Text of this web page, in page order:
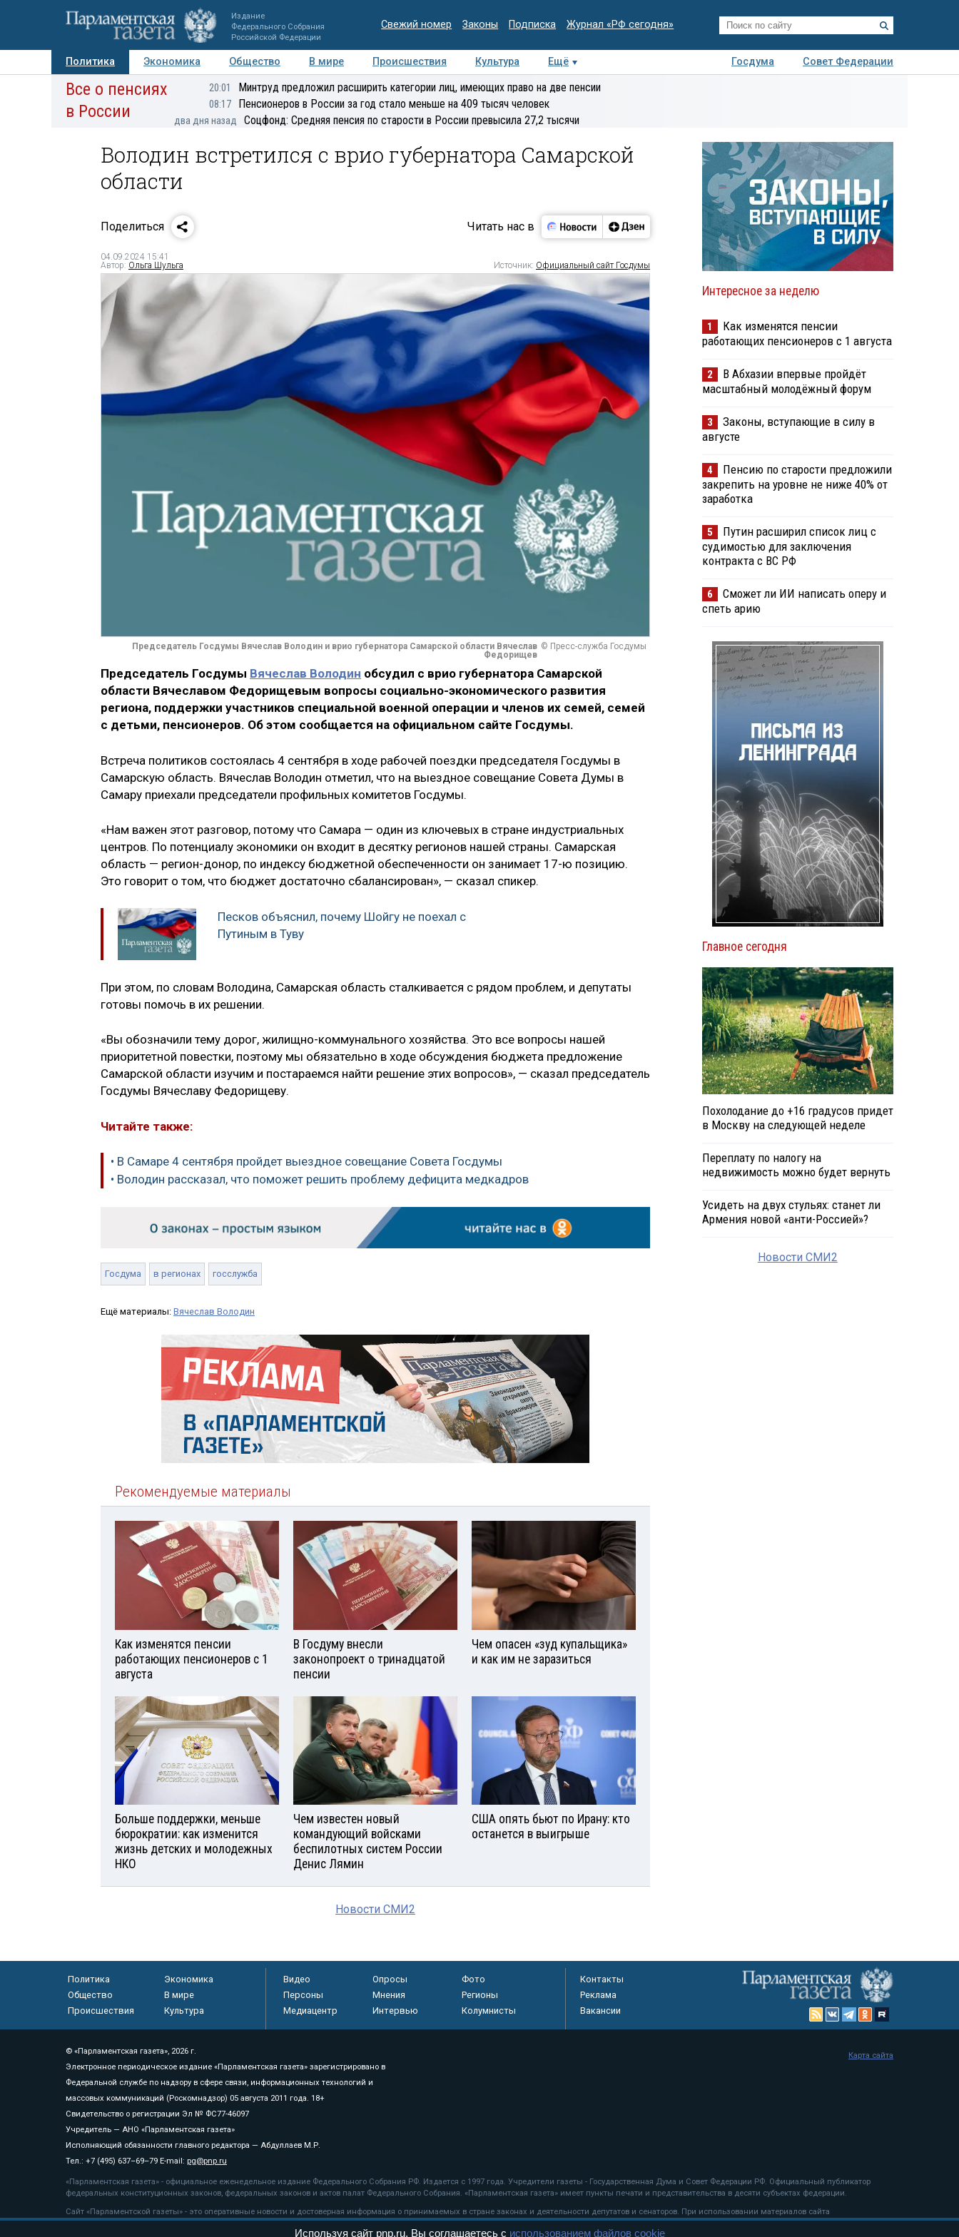
Издание
Федерального Собрания
Российской Федерации
Свежий номер Законы Подписка Журнал «РФ сегодня»
Политика Экономика Общество В мире Происшествия Культура Ещё Госдума
Совет Федерации
Авторы Персоны Мнения Регионы Медиацентр Интервью Колумнисты
Деловая
Все о пенсиях
в России
20:01 Минтруд предложил расширить категории лиц, имеющих право на две пенсии
08:17 Пенсионеров в России за год стало меньше на 409 тысяч человек
два дня назад Соцфонд: Средняя пенсия по старости в России превысила 27,2 тысячи
Володин встретился с врио губернатора Самарской
области
Поделиться Читать нас в
04.09.2024 15:41
Автор: Ольга Шульга Источник: Официальный сайт Госдумы
Председатель Госдумы Вячеслав Володин и врио губернатора Самарской области Вячеслав
Федорищев
© Пресс-служба Госдумы
Председатель Госдумы Вячеслав Володин обсудил с врио губернатора Самарской
области Вячеславом Федорищевым вопросы социально-экономического развития
региона, поддержки участников специальной военной операции и членов их семей, семей
с детьми, пенсионеров. Об этом сообщается на официальном сайте Госдумы.
Встреча политиков состоялась 4 сентября в ходе рабочей поездки председателя Госдумы в
Самарскую область. Вячеслав Володин отметил, что на выездное совещание Совета Думы в
Самару приехали председатели профильных комитетов Госдумы.
«Нам важен этот разговор, потому что Самара — один из ключевых в стране индустриальных
центров. По потенциалу экономики он входит в десятку регионов нашей страны. Самарская
область — регион-донор, по индексу бюджетной обеспеченности он занимает 17-ю позицию.
Это говорит о том, что бюджет достаточно сбалансирован», — сказал спикер.
Песков объяснил, почему Шойгу не поехал с
Путиным в Туву
При этом, по словам Володина, Самарская область сталкивается с рядом проблем, и депутаты
готовы помочь в их решении.
«Вы обозначили тему дорог, жилищно-коммунального хозяйства. Это все вопросы нашей
приоритетной повестки, поэтому мы обязательно в ходе обсуждения бюджета предложение
Самарской области изучим и постараемся найти решение этих вопросов», — сказал председатель
Госдумы Вячеславу Федорищеву.
Читайте также:
• В Самаре 4 сентября пройдет выездное совещание Совета Госдумы
• Володин рассказал, что поможет решить проблему дефицита медкадров
Госдума в регионах госслужба
Ещё материалы: Вячеслав Володин
Рекомендуемые материалы
Как изменятся пенсии
работающих пенсионеров с 1
августа
В Госдуму внесли
законопроект о тринадцатой
пенсии
Чем опасен «зуд купальщика»
и как им не заразиться
Больше поддержки, меньше
бюрократии: как изменится
жизнь детских и молодежных
НКО
Чем известен новый
командующий войсками
беспилотных систем России
Денис Лямин
США опять бьют по Ирану: кто
останется в выигрыше
Новости СМИ2
Интересное за неделю
1
Как изменятся пенсии
работающих пенсионеров с 1 августа
2
В Абхазии впервые пройдёт
масштабный молодёжный форум
3
Законы, вступающие в силу в
августе
4
Пенсию по старости предложили
закрепить на уровне не ниже 40% от
заработка
5
Путин расширил список лиц с
судимостью для заключения
контракта с ВС РФ
6
Сможет ли ИИ написать оперу и
спеть арию
Главное сегодня
Похолодание до +16 градусов придет
в Москву на следующей неделе
Переплату по налогу на
недвижимость можно будет вернуть
Усидеть на двух стульях: станет ли
Армения новой «анти-Россией»?
Новости СМИ2
Политика
Экономика
Общество
В мире
Происшествия
Культура
Видео Опросы
Фото
Персоны
Мнения
Регионы
Медиацентр
Интервью Колумнисты
Контакты
Реклама
Вакансии
© «Парламентская газета», 2026 г.
Электронное периодическое издание «Парламентская газета» зарегистрировано в
Федеральной службе по надзору в сфере связи, информационных технологий и
массовых коммуникаций (Роскомнадзор) 05 августа 2011 года. 18+
Свидетельство о регистрации Эл № ФС77-46097
Учредитель — АНО «Парламентская газета»
Исполняющий обязанности главного редактора — Абдуллаев М.Р.
Тел.: +7 (495) 637–69–79 E-mail: pg@pnp.ru
«Парламентская газета» - официальное еженедельное издание Федерального Собрания РФ. Издается с 1997 года. Учредители газеты - Государственная Дума и Совет Федерации РФ. Официальный публикатор
федеральных конституционных законов, федеральных законов и актов палат Федерального Собрания. «Парламентская газета» имеет пункты печати и представительства в десяти субъектах федерации.
Сайт «Парламентской газеты» - это оперативные новости и достоверная информация о принимаемых в стране законах и деятельности депутатов и сенаторов. При использовании материалов сайта
«Парламентской газеты» активная ссылка на pnp.ru обязательна.
Карта сайта
Используя сайт pnp.ru, Вы соглашаетесь с использованием файлов cookie